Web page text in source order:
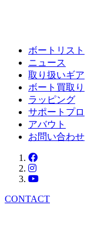
ボートリスト
ニュース
取り扱いギア
ボート買取り
ラッピング
サポートプロ
アバウト
お問い合わせ
CONTACT